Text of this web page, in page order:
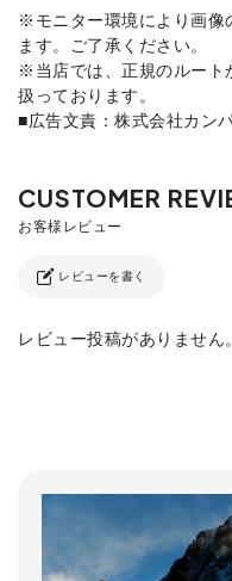
※モニター環境により画像
ます。ご了承ください。
※当店では、正規のルート
扱っております。
■広告文責：株式会社カン
レビューを書く
レビュー投稿がありません。